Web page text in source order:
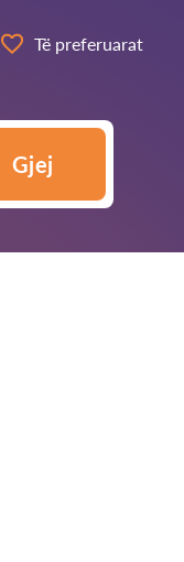
Të preferuarat
Gjej